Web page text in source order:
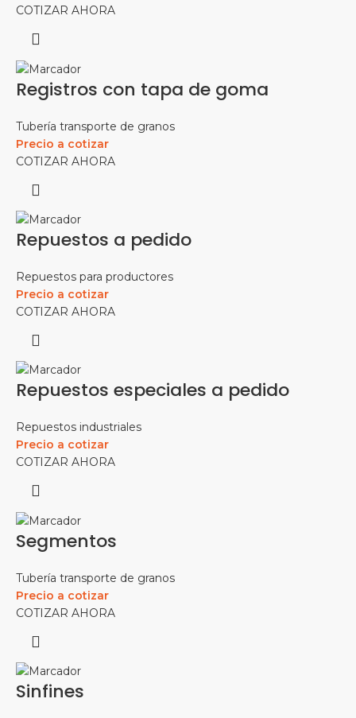
COTIZAR AHORA
Registros con tapa de goma
Tubería transporte de granos
Precio a cotizar
COTIZAR AHORA
Repuestos a pedido
Repuestos para productores
Precio a cotizar
COTIZAR AHORA
Repuestos especiales a pedido
Repuestos industriales
Precio a cotizar
COTIZAR AHORA
Segmentos
Tubería transporte de granos
Precio a cotizar
COTIZAR AHORA
Sinfines